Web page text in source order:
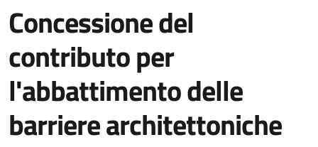
Concessione del
contributo per
l'abbattimento delle
barriere architettoniche